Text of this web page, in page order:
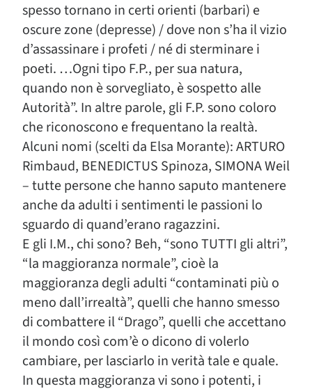
spesso tornano in certi orienti (barbari) e
oscure zone (depresse) / dove non s’ha il vizio
d’assassinare i profeti / né di sterminare i
poeti. …Ogni tipo F.P., per sua natura,
quando non è sorvegliato, è sospetto alle
Autorità”. In altre parole, gli F.P. sono coloro
che riconoscono e frequentano la realtà.
Alcuni nomi (scelti da Elsa Morante): ARTURO
Rimbaud, BENEDICTUS Spinoza, SIMONA Weil
– tutte persone che hanno saputo mantenere
anche da adulti i sentimenti le passioni lo
sguardo di quand’erano ragazzini.
E gli I.M., chi sono? Beh, “sono TUTTI gli altri”,
“la maggioranza normale”, cioè la
maggioranza degli adulti “contaminati più o
meno dall’irrealtà”, quelli che hanno smesso
di combattere il “Drago”, quelli che accettano
il mondo così com’è o dicono di volerlo
cambiare, per lasciarlo in verità tale e quale.
In questa maggioranza vi sono i potenti, i